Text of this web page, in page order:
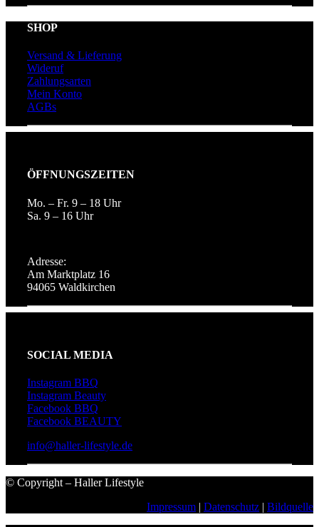
SHOP
Versand & Lieferung
Wideruf
Zahlungsarten
Mein Konto
AGBs
ÖFFNUNGSZEITEN
Mo. – Fr. 9 – 18 Uhr
Sa. 9 – 16 Uhr
Adresse:
Am Marktplatz 16
94065 Waldkirchen
SOCIAL MEDIA
Instagram BBQ
Instagram Beauty
Facebook BBQ
Facebook BEAUTY
info@haller-lifestyle.de
© Copyright – Haller Lifestyle
Impressum | Datenschutz | Bildquelle